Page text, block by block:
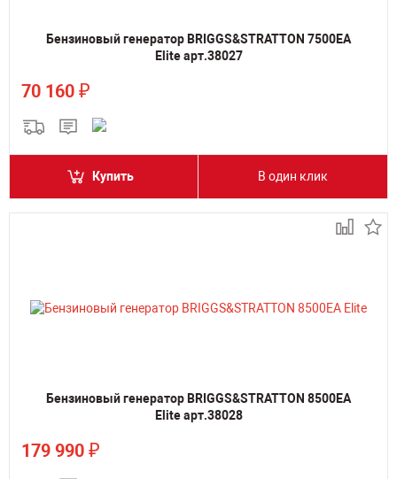
Бензиновый генератор BRIGGS&STRATTON 7500EA
Elite арт.38027
70 160 ₽
Купить В один клик
Бензиновый генератор BRIGGS&STRATTON 8500EA
Elite арт.38028
179 990 ₽